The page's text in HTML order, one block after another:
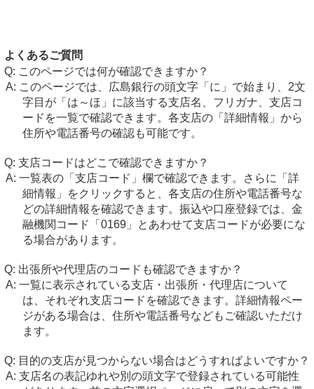
よくあるご質問
このページでは何が確認できますか？
このページでは、広島銀行の頭文字「に」で始まり、2文
字目が「は～ほ」に該当する支店名、フリガナ、支店コ
ードを一覧で確認できます。各支店の「詳細情報」から
住所や電話番号の確認も可能です。
支店コードはどこで確認できますか？
一覧表の「支店コード」欄で確認できます。さらに「詳
細情報」をクリックすると、各支店の住所や電話番号な
どの詳細情報を確認できます。振込や口座登録では、金
融機関コード「0169」とあわせて支店コードが必要にな
る場合があります。
出張所や代理店のコードも確認できますか？
一覧に表示されている支店・出張所・代理店について
は、それぞれ支店コードを確認できます。詳細情報ペー
ジがある場合は、住所や電話番号などもご確認いただけ
ます。
目的の支店が見つからない場合はどうすればよいですか？
支店名の表記ゆれや別の頭文字で登録されている可能性